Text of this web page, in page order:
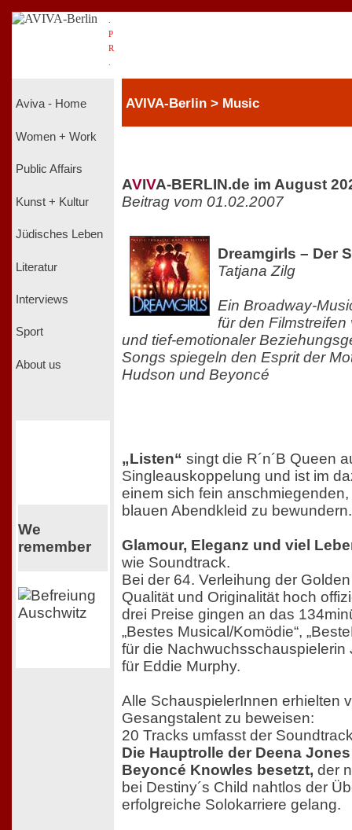
P
R
Aviva - Home
Women + Work
Public Affairs
Kunst + Kultur
Jüdisches Leben
Literatur
Interviews
Sport
About us
We
remember
AVIVA-Berlin > Music
AVIVA-BERLIN.de im August
Beitrag vom 01.02.2007
Dreamgirls – Der
Tatjana Zilg
Ein Broadway-
für den
und tief-emotionaler
Songs spiegeln den Esprit der
Hudson und Beyoncé
„Listen“ singt die R´n´B Queen
Singleauskoppelung und ist im
einem sich fein
blauen Abendkleid zu bewundern.
Glamour, Eleganz und viel
wie Soundtrack.
Bei der 64. Verleihung der
Qualität und Originalität hoch
drei Preise gingen an das
„Bestes Musical/Komödie“,
für die Nachwuchsschauspielerin
für Eddie Murphy.
Alle SchauspielerInnen erhielten
Gesangstalent zu beweisen:
20 Tracks umfasst der
Die Hauptrolle der Deena
Beyoncé Knowles besetzt, der
bei Destiny´s Child nahtlos der
erfolgreiche Solokarriere gelang.